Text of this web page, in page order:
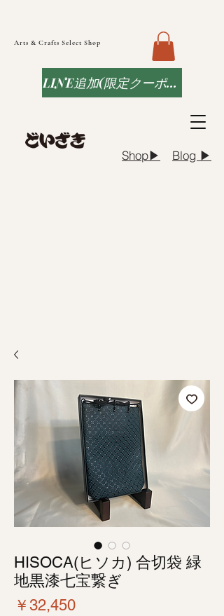
Arts & Crafts Select Shop
Blog ▶︎
Shop▶︎
LINE追加(限定クーポンなど)
HISOCA(ヒソカ) 合切袋 緑
地黒漆七宝繋ぎ
￥32,450価